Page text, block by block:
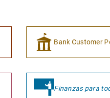
Bank Customer
Finanzas para